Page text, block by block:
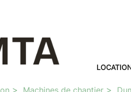
Machines de chantier